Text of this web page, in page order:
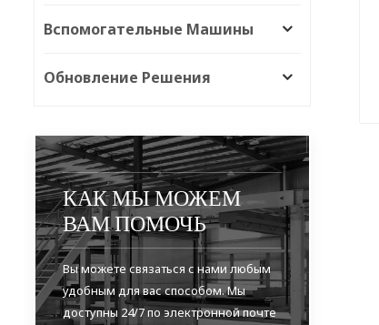
Вспомогательные Машины
Обновление Решения
КАК МЫ МОЖЕМ
ВАМ ПОМОЧЬ
Вы можете связаться с нами любым
удобным для вас способом. Мы
доступны 24/7 по электронной почте